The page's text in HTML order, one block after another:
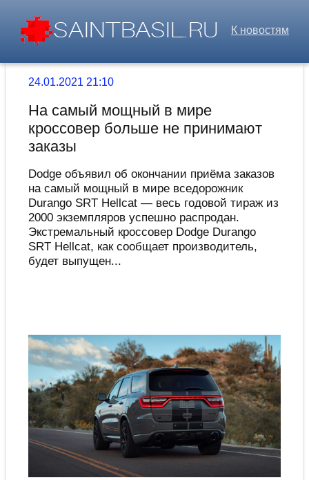
К новостям
24.01.2021 21:10
На самый мощный в мире
кроссовер больше не принимают
заказы
Dodge объявил об окончании приёма заказов
на самый мощный в мире вседорожник
Durango SRT Hellcat — весь годовой тираж из
2000 экземпляров успешно распродан.
Экстремальный кроссовер Dodge Durango
SRT Hellcat, как сообщает производитель,
будет выпущен...